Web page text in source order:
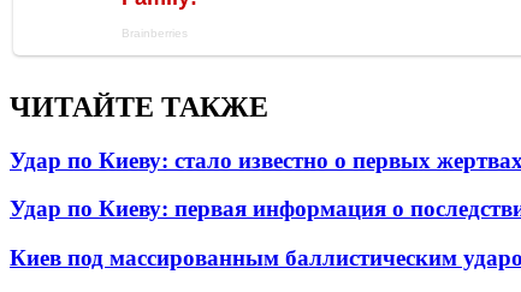
ЧИТАЙТЕ ТАКЖЕ
Удар по Киеву: стало известно о первых жертвах
Удар по Киеву: первая информация о
Киев под массированным баллистическим